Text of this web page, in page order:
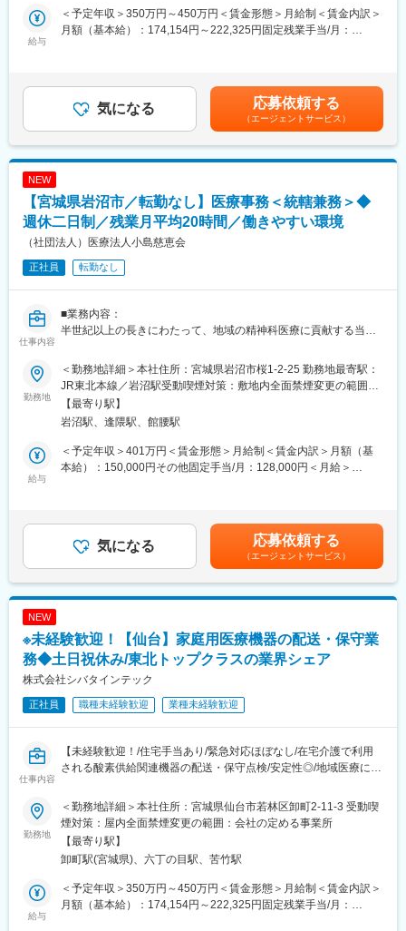
変更の範囲：会社の定める業務
弊社は創業以来、「社会課題の解決」に向き合い事業を展開して
います。提携医療機関数は全国で2,100院を超え、血液由来加工受
そんな弊社では、整形外科領域の提携医療機関数の拡大およびサ
ービスのオーダー増加を目的に、新たに営業メンバーを募集する
運びとなりました。主な対象疾患である変形性膝関節症の国内推
定有病者数は約2,530万人と言われており、まだまだ市場開拓の余
将来的には新病院の立ち上げタイミングや大型の医療機器の導入
のタイミングでMRIなどの提案も行って頂きます。地域の医療に
医療現場向けのメディカル事業部、臨床検査部門向けのクリニカ
ル部門、開業医向けの営業部門のいずれかに配属可能性がありま
休日における呼び出しは営業部全体で1か月に1~2回程度です。
学会に担当のドクターが出るのでそれに同行する、という形で土
日での出勤が発生する場合があります。事前に予定された土日出
とはほぼありません。
■残業について
年末年始や長期連休がある月は32時間程度残業が発生しますが、
■医療業界未経験でも安心の教育体制：
・入社時の導入研修に加え、3か月～最大1年程度は先輩に同行し
OJTで営業先、納品先、商材を覚えていただきます。その間は営
ます。
・メーカー営業の方と同行や勉強会等で製品について覚えていた
ますので、商品や使い方の知識を自発的に習得する必要がありま
すが、上記のようなサポートがあるため安心です。
給与
＜予定年収＞350万円～450万円＜賃金形態＞月給制＜賃金内訳＞
月額（基本給）：174,154円～222,325円固定残業手当/月：
年収はあくまでも目安の金額であり、選考を通じて上下する可能
性があります。※固定残業金額は給与によって異なります。■昇
給：年1回■賞与：年2回（昨年実績：3カ月以上）賃金はあくまで
も目安の金額であり、選考を通じて上下する可能性があります。
月給(月額)は固定手当を含めた表記です。
気になる 応募依頼する
（エージェントサービス）
NEW
【宮城県岩沼市／転勤なし】医療事務＜統轄兼務＞◆
週休二日制／残業月平均20時間／働きやすい環境
（社団法人）医療法人小島慈恵会
正社員 転勤なし
仕事内容
■業務内容：
半世紀以上の長きにわたって、地域の精神科医療に貢献する当院
■業務詳細：
医療事務全般事務処理ならびに統轄業務を担当いただきます。
・外来患者様の受付～会計
・外来、入院のレセプト集計～請求
・電話対応
・マネジメント業務 など
4名で構成されております。
平均年齢は42歳程度（全員女性）で、年齢層は30代～50代前半に
り2時間程度行って頂くことがございます。
■当院の特徴：
様に安心頂ける質の高い医療を提供し、患者様と地域の皆様から
変更の範囲：会社の定める業務
勤務地
＜勤務地詳細＞本社住所：宮城県岩沼市桜1-2-25 勤務地最寄駅：
JR東北本線／岩沼駅受動喫煙対策：敷地内全面禁煙変更の範囲：
会社の定める事業所
【最寄り駅】
岩沼駅、逢隈駅、館腰駅
給与
＜予定年収＞401万円＜賃金形態＞月給制＜賃金内訳＞月額（基
本給）：150,000円その他固定手当/月：128,000円＜月給＞
実績■賞与：年2回（計4.5ヶ月分）※過去実績賃金はあくまでも目
安の金額であり、選考を通じて上下する可能性があります。月給
(月額)は固定手当を含めた表記です。
気になる 応募依頼する
（エージェントサービス）
NEW
※未経験歓迎！【仙台】家庭用医療機器の配送・保守業
務◆土日祝休み/東北トップクラスの業界シェア
株式会社シバタインテック
正社員 職種未経験歓迎 業種未経験歓迎
仕事内容
【未経験歓迎！/住宅手当あり/緊急対応ほぼなし/在宅介護で利用
される酸素供給関連機器の配送・保守点検/安定性◎/地域医療に貢
■業務内容
東北地方で医療用品の専門商社としてトップクラスの実績を誇る
同社にて、在宅酸素療法設置回収業務をお任せします。
医療機関の委託を受けて患者宅や介護施設に酸素濃縮装置や酸素
ボンベを配送・設置し、操作説明や安全管理を行う仕事です。
勤務地
＜勤務地詳細＞本社住所：宮城県仙台市若林区卸町2-11-3 受動喫
煙対策：屋内全面禁煙変更の範囲：会社の定める事業所
【最寄り駅】
卸町駅(宮城県)、六丁の目駅、苦竹駅
給与
＜予定年収＞350万円～450万円＜賃金形態＞月給制＜賃金内訳＞
月額（基本給）：174,154円～222,325円固定残業手当/月：